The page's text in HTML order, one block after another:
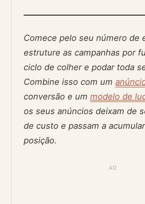
Comece pelo seu número de
estruture as campanhas por
ciclo de colher e podar toda
Combine isso com um
conversão e ummodelo de
os seus anúncios deixam de
de custo e passam a
posição.